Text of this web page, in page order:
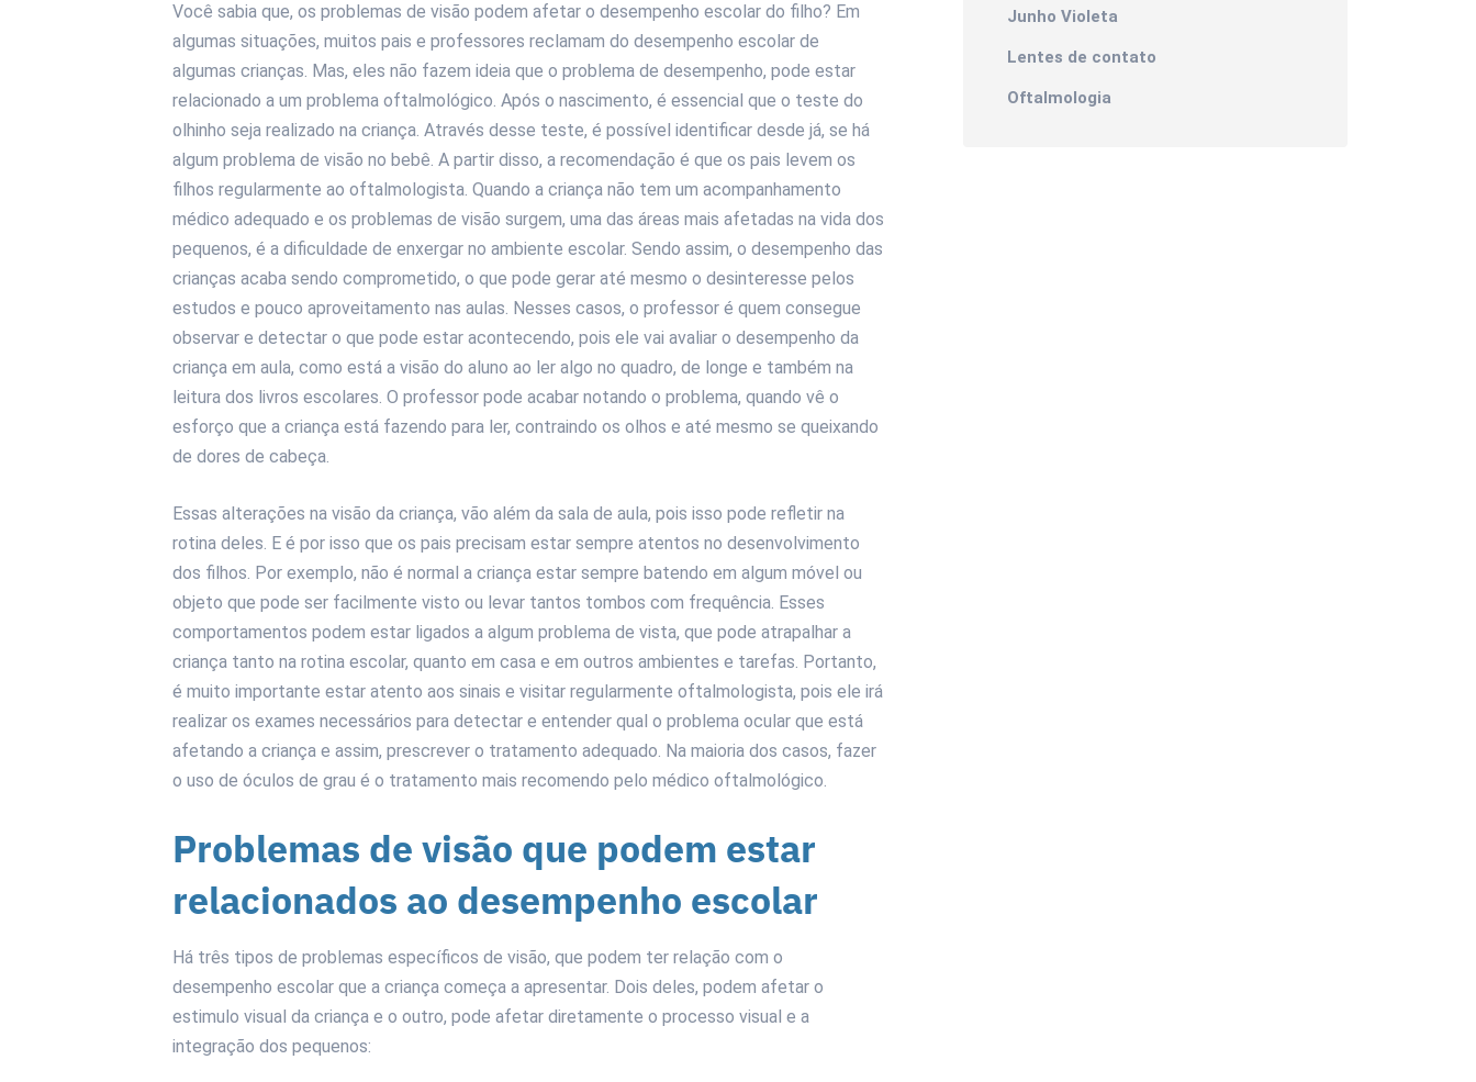
Você sabia que, os problemas de visão podem afetar o desempenho escolar do filho? Em
algumas situações, muitos pais e professores reclamam do desempenho escolar de
algumas crianças. Mas, eles não fazem ideia que o problema de desempenho, pode estar
relacionado a um problema oftalmológico. Após o nascimento, é essencial que o teste do
olhinho seja realizado na criança. Através desse teste, é possível identificar desde já, se há
algum problema de visão no bebê. A partir disso, a recomendação é que os pais levem os
filhos regularmente ao oftalmologista. Quando a criança não tem um acompanhamento
médico adequado e os problemas de visão surgem, uma das áreas mais afetadas na vida dos
pequenos, é a dificuldade de enxergar no ambiente escolar. Sendo assim, o desempenho das
crianças acaba sendo comprometido, o que pode gerar até mesmo o desinteresse pelos
estudos e pouco aproveitamento nas aulas. Nesses casos, o professor é quem consegue
observar e detectar o que pode estar acontecendo, pois ele vai avaliar o desempenho da
criança em aula, como está a visão do aluno ao ler algo no quadro, de longe e também na
leitura dos livros escolares. O professor pode acabar notando o problema, quando vê o
esforço que a criança está fazendo para ler, contraindo os olhos e até mesmo se queixando
de dores de cabeça.
Essas alterações na visão da criança, vão além da sala de aula, pois isso pode refletir na
rotina deles. E é por isso que os pais precisam estar sempre atentos no desenvolvimento
dos filhos. Por exemplo, não é normal a criança estar sempre batendo em algum móvel ou
objeto que pode ser facilmente visto ou levar tantos tombos com frequência. Esses
comportamentos podem estar ligados a algum problema de vista, que pode atrapalhar a
criança tanto na rotina escolar, quanto em casa e em outros ambientes e tarefas. Portanto,
é muito importante estar atento aos sinais e visitar regularmente oftalmologista, pois ele irá
realizar os exames necessários para detectar e entender qual o problema ocular que está
afetando a criança e assim, prescrever o tratamento adequado. Na maioria dos casos, fazer
o uso de óculos de grau é o tratamento mais recomendo pelo médico oftalmológico.
Problemas de visão que podem estar
relacionados ao desempenho escolar
Há três tipos de problemas específicos de visão, que podem ter relação com o
desempenho escolar que a criança começa a apresentar. Dois deles, podem afetar o
estimulo visual da criança e o outro, pode afetar diretamente o processo visual e a
integração dos pequenos:
Junho Violeta
Lentes de contato
Oftalmologia